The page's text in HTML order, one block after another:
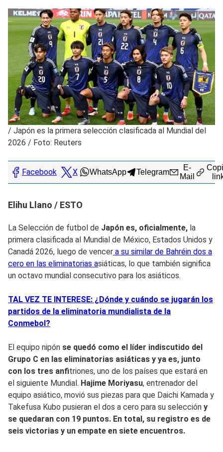
/ Japón es la primera selección clasificada al Mundial del
2026 / Foto: Reuters
Facebook X WhatsApp Telegram
E-
Mail
Elihu Llano / ESTO
La Selección de futbol de Japón es, oficialmente, la
primera clasificada al Mundial de México, Estados Unidos y
Canadá 2026, luego de vencer a su similar de Bahréin dos a
cero en las eliminatorias asiáticas, lo que también significa
un octavo mundial consecutivo para los asiáticos.
TAL VEZ TE INTERESE: ¿Dónde y cuándo se jugarán los
partidos de la eliminatoria mundialista de la
Conmebol?
El equipo nipón se quedó como el líder indiscutido del
Grupo C en las eliminatorias asiáticas y ya es, junto
con los tres anfitriones, uno de los países que estará en
el siguiente Mundial. Hajime Moriyasu, entrenador del
equipo asiático, movió sus piezas para que Daichi Kamada y
Takefusa Kubo pusieran el dos a cero para su selección y
se quedaran con 19 puntos. En total, su registro es de
seis victorias y un empate en siete encuentros.